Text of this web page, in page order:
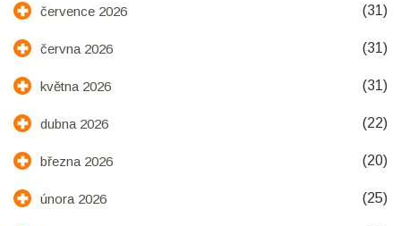
července 2026 (31)
června 2026 (31)
května 2026 (31)
dubna 2026 (22)
března 2026 (20)
února 2026 (25)